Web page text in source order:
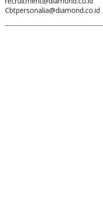
Cbtpersonalia@diamond.co.id